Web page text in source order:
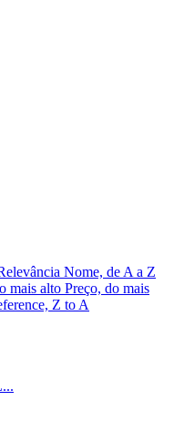
Nome, de A a Z
mais alto Preço, do mais
Z to A